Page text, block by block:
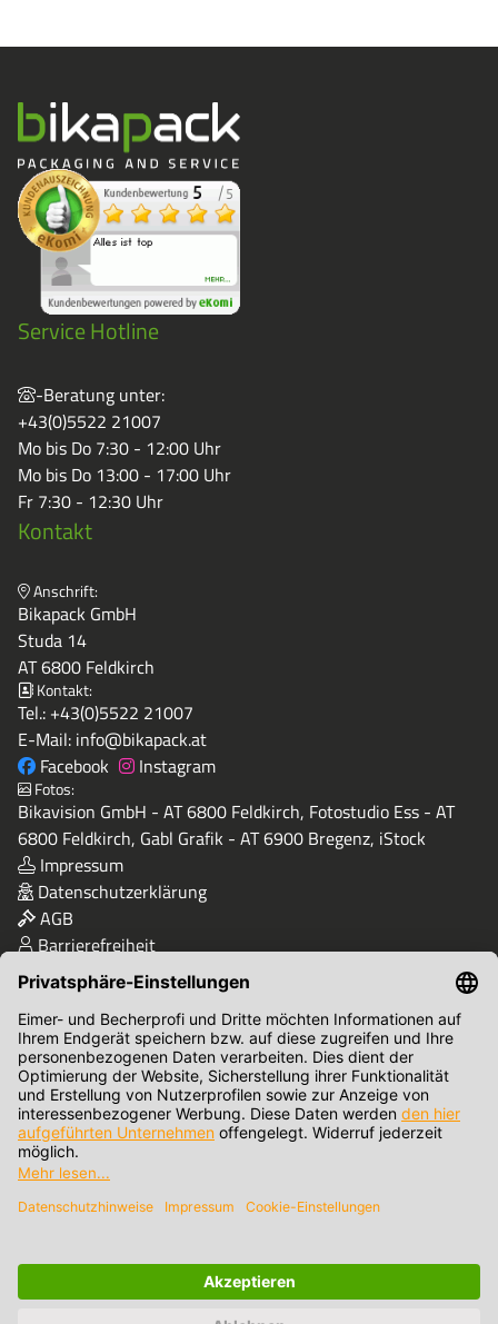
Service Hotline
-Beratung unter:
+43(0)5522 21007
Mo bis Do 7:30 - 12:00 Uhr
Mo bis Do 13:00 - 17:00 Uhr
Fr 7:30 - 12:30 Uhr
Kontakt
Anschrift:
Bikapack GmbH
Studa 14
AT 6800 Feldkirch
Kontakt:
Tel.: +43(0)5522 21007
E-Mail: info@bikapack.at
Facebook
Instagram
Fotos:
Bikavision GmbH - AT 6800 Feldkirch, Fotostudio Ess - AT
6800 Feldkirch, Gabl Grafik - AT 6900 Bregenz, iStock
Impressum
Datenschutzerklärung
AGB
Barrierefreiheit
Qualität & Sicherheit
Zahlungsmethoden